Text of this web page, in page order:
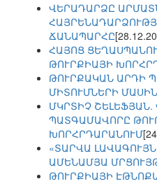
ՎԵՐԱԴԱՐՁԸ
ՃԱՆԱՊԱՐՀԸ
ՀԱՅՈՑ
ԹՈՒՐՔԻԱՅԻ
ԹՈՒՐՔԱԿԱՆ ԱՐԴԻ
ՄԻՏՈՒՄՆԵՐԻ ՄԱՍԻՆ
ՄԿՐՏԻՉ
ՊԱՏԳԱՄԱՎՈՐԸ
ԽՈՐՀՐԴԱՐԱՆՈՒՄ
«ՏԱՐՎԱ
ԱՄԵՆԱՄՅԱ
ԹՈՒՐՔԻԱՅԻ